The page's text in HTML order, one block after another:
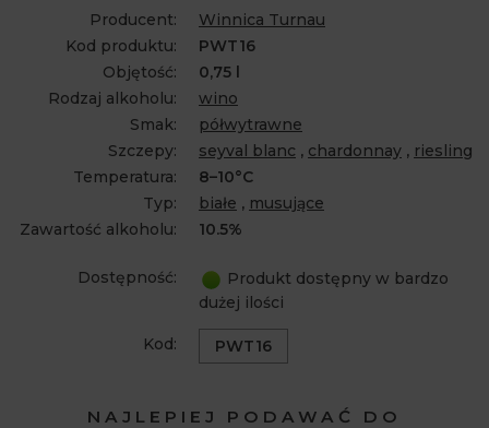
Producent:
Winnica Turnau
Kod produktu:
PWT16
Objętość:
0,75 l
Rodzaj alkoholu:
wino
Smak:
półwytrawne
Szczepy:
seyval blanc , chardonnay , riesling
Temperatura:
8–10°C
Typ:
białe , musujące
Zawartość alkoholu:
10.5%
Dostępność:
Produkt dostępny w bardzo
dużej ilości
Kod: PWT16
NAJLEPIEJ PODAWAĆ DO